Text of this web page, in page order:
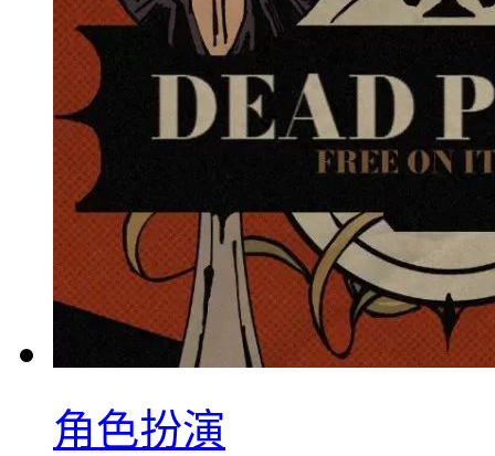
角色扮演